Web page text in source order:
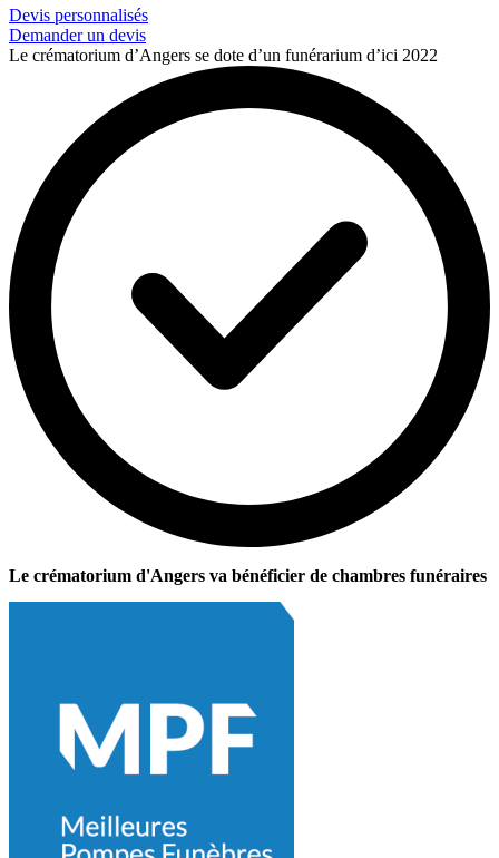
Devis personnalisés
Demander un devis
Le crématorium d’Angers se dote d’un funérarium d’ici 2022
Le crématorium d'Angers va bénéficier de chambres funéraires